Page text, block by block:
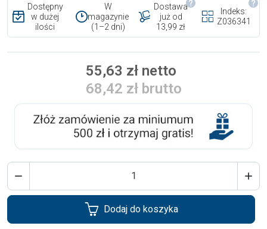
Dostępny
w dużej
ilości
W
magazynie
(1–2 dni)
Dostawa
już od
13,99 zł
Indeks:
Z036341
55,63 zł netto
68,42 zł brutto
 
Dodaj do koszyka